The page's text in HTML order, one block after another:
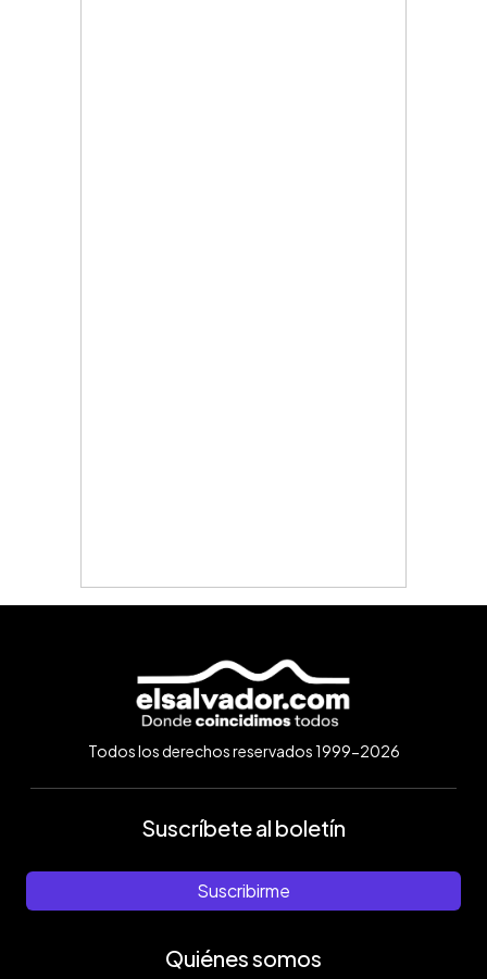
Todos los derechos reservados 1999-2026
Suscríbete al boletín
Suscribirme
Quiénes somos